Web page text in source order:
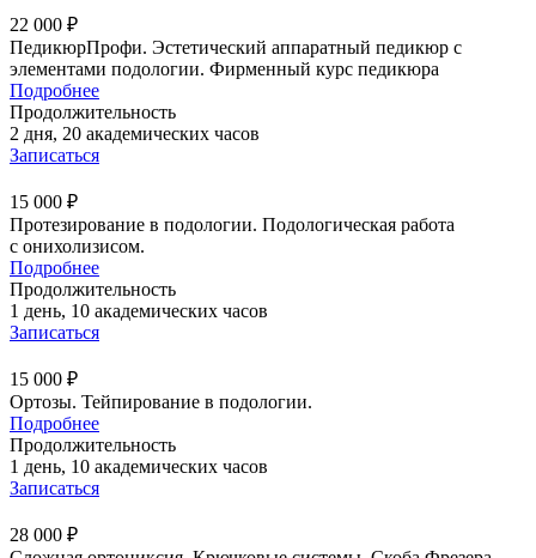
22 000 ₽
ПедикюрПрофи. Эстетический аппаратный педикюр с
элементами подологии. Фирменный курс педикюра
Подробнее
Продолжительность
2 дня, 20 академических часов
Записаться
15 000 ₽
Протезирование в подологии. Подологическая работа
с онихолизисом.
Подробнее
Продолжительность
1 день, 10 академических часов
Записаться
15 000 ₽
Ортозы. Тейпирование в подологии.
Подробнее
Продолжительность
1 день, 10 академических часов
Записаться
28 000 ₽